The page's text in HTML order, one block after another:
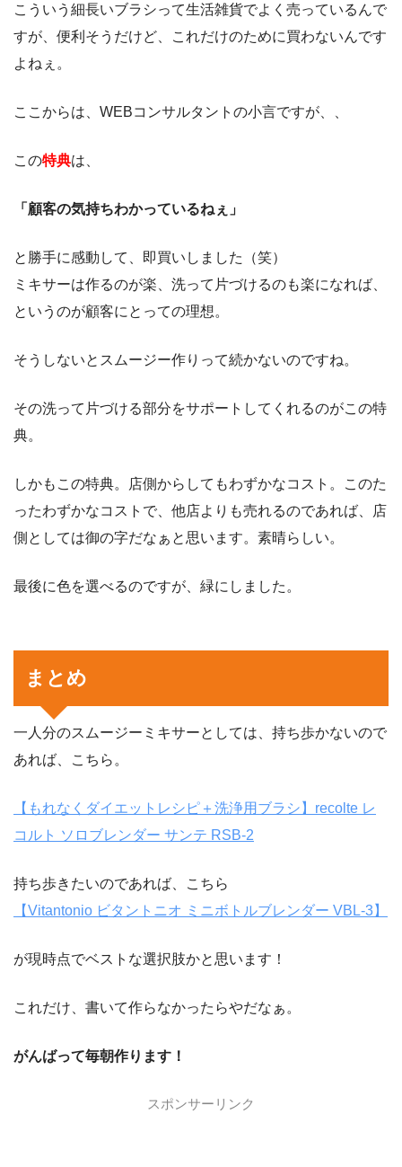
こういう細長いブラシって生活雑貨でよく売っているんで
すが、便利そうだけど、これだけのために買わないんです
よねぇ。
ここからは、WEBコンサルタントの小言ですが、、
この特典は、
「顧客の気持ちわかっているねぇ」
と勝手に感動して、即買いしました（笑）
ミキサーは作るのが楽、洗って片づけるのも楽になれば、
というのが顧客にとっての理想。
そうしないとスムージー作りって続かないのですね。
その洗って片づける部分をサポートしてくれるのがこの特
典。
しかもこの特典。店側からしてもわずかなコスト。このた
ったわずかなコストで、他店よりも売れるのであれば、店
側としては御の字だなぁと思います。素晴らしい。
最後に色を選べるのですが、緑にしました。
まとめ
一人分のスムージーミキサーとしては、持ち歩かないので
あれば、こちら。
【もれなくダイエットレシピ＋洗浄用ブラシ】recolte レ
コルト ソロブレンダー サンテ RSB-2
持ち歩きたいのであれば、こちら
【Vitantonio ビタントニオ ミニボトルブレンダー VBL-3】
が現時点でベストな選択肢かと思います！
これだけ、書いて作らなかったらやだなぁ。
がんばって毎朝作ります！
スポンサーリンク